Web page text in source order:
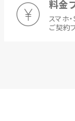
料金
スマホ
ご契約